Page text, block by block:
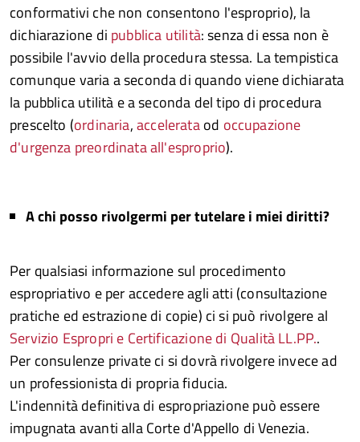
conformativi che non consentono l'esproprio), la
dichiarazione di pubblica utilità: senza di essa non è
possibile l'avvio della procedura stessa. La tempistica
comunque varia a seconda di quando viene dichiarata
la pubblica utilità e a seconda del tipo di procedura
prescelto (ordinaria,accelerataod occupazione
d'urgenza preordinata all'esproprio).
A chi posso rivolgermi per tutelare i miei diritti?
Per qualsiasi informazione sul procedimento
espropriativo e per accedere agli atti (consultazione
pratiche ed estrazione di copie) ci si può rivolgere al
Servizio Espropri e Certificazione di Qualità LL.PP..
Per consulenze private ci si dovrà rivolgere invece ad
un professionista di propria fiducia.
L'indennità definitiva di espropriazione può essere
impugnata avanti alla Corte d'Appello di Venezia.